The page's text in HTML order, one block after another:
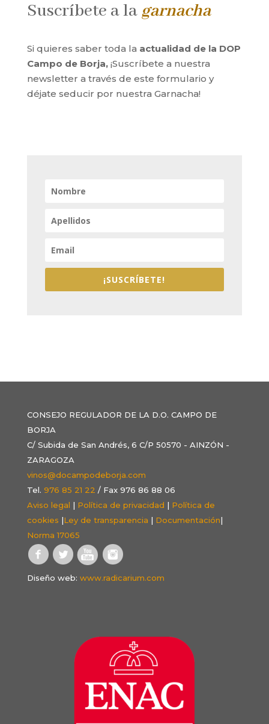
Suscríbete a la garnacha
Si quieres saber toda la actualidad de la DOP
Campo de Borja,¡Suscríbete a nuestra
newsletter a través de este formulario y
déjate seducir por nuestra Garnacha!
¡SUSCRÍBETE!
CONSEJO REGULADOR DE LA D.O. CAMPO DE
BORJA
C/ Subida de San Andrés, 6 C/P 50570 - AINZÓN -
ZARAGOZA
vinos@docampodeborja.com
Tel. 976 85 21 22 / Fax 976 86 88 06
Aviso legal | Política de privacidad | Política de
cookies |Ley de transparencia | Documentación|
Norma 17065
Diseño web: www.radicarium.com